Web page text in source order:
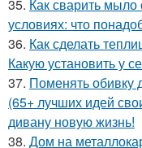
35. Как сварить
условиях: что
36. Как сделать
Какую установить у
37. Поменять обивку
(65+ лучших идей
дивану новую жизнь!
38. Дом на